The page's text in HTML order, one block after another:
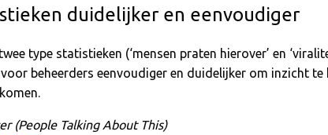
duidelijker en eenvoudiger
type statistieken (‘mensen praten hierover’ en
beheerders eenvoudiger en duidelijker om inzicht te
(People Talking About This)